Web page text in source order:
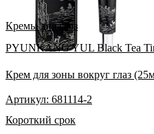
Кремы для глаз
PYUNKANG YUL Black Tea
Крем для зоны вокруг глаз
Артикул: 681114-2
Короткий срок